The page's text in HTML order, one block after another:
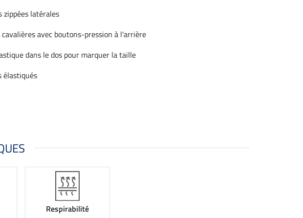
zippées latérales
avec boutons-pression à l'arrière
dans le dos pour marquer la taille
élastiqués
Respirabilité